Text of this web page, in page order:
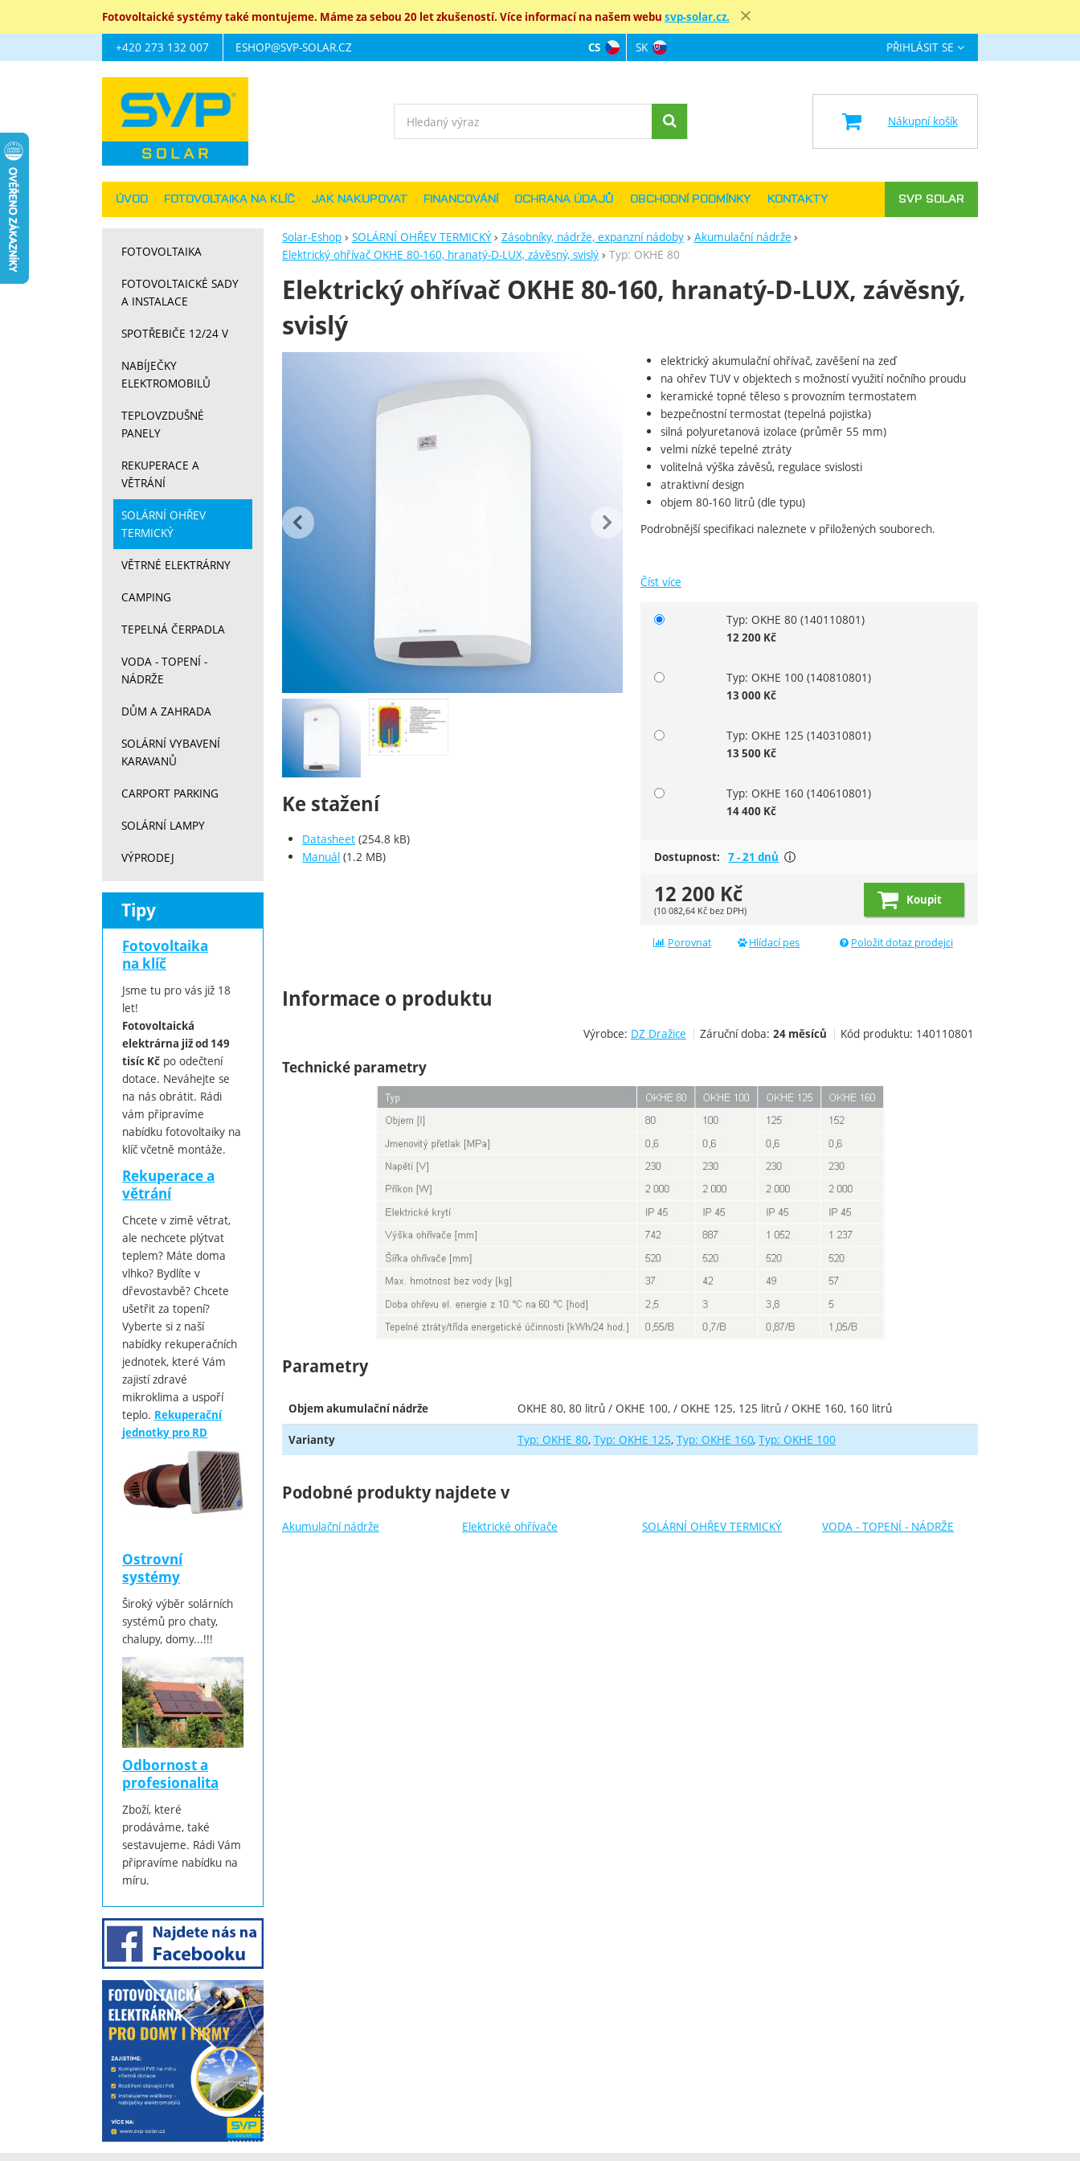
Fotovoltaické systémy také montujeme. Máme za sebou 20 let zkušeností. Více informací na našem webu svp-solar.cz.
Solar-Eshop SOLÁRNÍ OHŘEV TERMICKÝ Zásobníky, nádrže, expanzní nádoby
Akumulační nádrže
Elektrický ohřívač OKHE 80-160, hranatý-D-LUX, závěsný, svislý
Typ: OKHE 80
Elektrický ohřívač OKHE 80-160, hranatý-D-LUX, závěsný,
svislý
předchozí následující
Fotografie
Ke stažení
Datasheet (254.8 kB)
Manuál (1.2 MB)
elektrický akumulační ohřívač, zavěšení na zeď
na ohřev TUV v objektech s možností využití nočního proudu
keramické topné těleso s provozním termostatem
bezpečnostní termostat (tepelná pojistka)
silná polyuretanová izolace (průměr 55 mm)
velmi nízké tepelné ztráty
volitelná výška závěsů, regulace svislosti
atraktivní design
objem 80-160 litrů (dle typu)
Podrobnější specifikaci naleznete v přiložených souborech.
Číst více
Vyberte variantu
Typ: OKHE 80 (140110801)
12 200 Kč
Typ: OKHE 100 (140810801)
13 000 Kč
Typ: OKHE 125 (140310801)
13 500 Kč
Typ: OKHE 160 (140610801)
14 400 Kč
Dostupnost: 7 - 21 dnů
12 200 Kč
(10 082,64 Kč bez DPH)
Koupit
Porovnat Hlídací pes Položit dotaz prodejci
Informace o produktu
Výrobce: DZ Dražice Záruční doba: 24 měsíců Kód produktu: 140110801
Technické parametry
Parametry
Objem akumulační nádrže OKHE 80, 80 litrů / OKHE 100, / OKHE 125, 125 litrů / OKHE 160, 160 litrů
Varianty Typ: OKHE 80 Typ: OKHE 125 Typ: OKHE 160 Typ: OKHE 100
Podobné produkty najdete v
Akumulační nádrže Elektrické ohřívače SOLÁRNÍ OHŘEV TERMICKÝ VODA - TOPENÍ - NÁDRŽE
FOTOVOLTAIKA
FOTOVOLTAICKÉ SADY
A INSTALACE
SPOTŘEBIČE 12/24 V
NABÍJEČKY
ELEKTROMOBILŮ
TEPLOVZDUŠNÉ
PANELY
REKUPERACE A
VĚTRÁNÍ
SOLÁRNÍ OHŘEV
TERMICKÝ
VĚTRNÉ ELEKTRÁRNY
CAMPING
TEPELNÁ ČERPADLA
VODA - TOPENÍ -
NÁDRŽE
DŮM A ZAHRADA
SOLÁRNÍ VYBAVENÍ
KARAVANŮ
CARPORT PARKING
SOLÁRNÍ LAMPY
VÝPRODEJ
Tipy
Fotovoltaika
na klíč
Jsme tu pro vás již 18
let!
Fotovoltaická
elektrárna již od 149
tisíc Kč po odečtení
dotace. Neváhejte se
na nás obrátit. Rádi
vám připravíme
nabídku fotovoltaiky na
klíč včetně montáže.
Rekuperace a
větrání
Chcete v zimě větrat,
ale nechcete plýtvat
teplem? Máte doma
vlhko? Bydlíte v
dřevostavbě? Chcete
ušetřit za topení?
Vyberte si z naší
nabídky rekuperačních
jednotek, které Vám
zajistí zdravé
mikroklima a uspoří
teplo. Rekuperační
jednotky pro RD
Ostrovní
systémy
Široký výběr solárních
systémů pro chaty,
chalupy, domy...!!!
Odbornost a
profesionalita
Zboží, které
prodáváme, také
sestavujeme. Rádi Vám
připravíme nabídku na
míru.
Navigace
+420 273 132 007 ESHOP@SVP-SOLAR.CZ
ÚVOD FOTOVOLTAIKA NA KLÍČ JAK NAKUPOVAT FINANCOVÁNÍ OCHRANA ÚDAJŮ OBCHODNÍ PODMÍNKY KONTAKTY SVP SOLAR
Jazyková verze
CS SK PŘIHLÁSIT SE
Vyhledávání Nákupní košík